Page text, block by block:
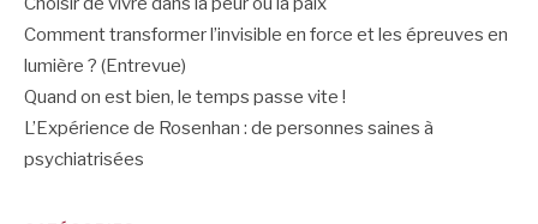
Comment transformer l’invisible en force et les épreuves en
lumière ? (Entrevue)
Quand on est bien, le temps passe vite !
L’Expérience de Rosenhan : de personnes saines à
psychiatrisées